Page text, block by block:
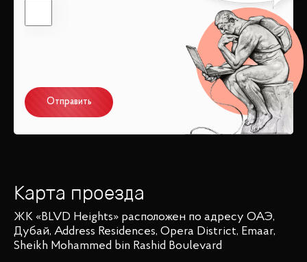
Отправить
Карта проезда
ЖК «BLVD Heights» расположен по адресу ОАЭ,
Дубай, Address Residences, Opera District, Emaar,
Sheikh Mohammed bin Rashid Boulevard